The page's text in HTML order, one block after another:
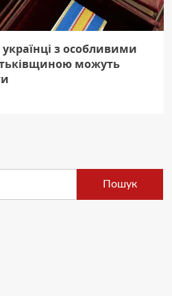
з особливими
можуть
Пошук